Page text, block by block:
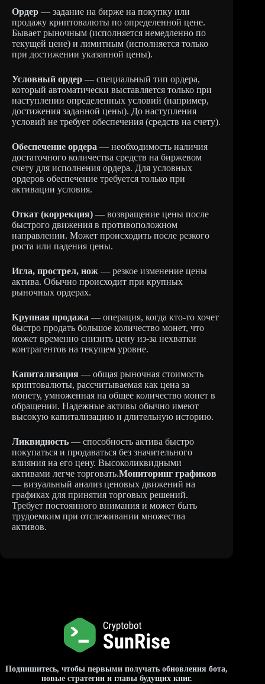
Ордер — задание на бирже на покупку или
продажу криптовалюты по определенной цене.
Бывает рыночным (исполняется немедленно по
текущей цене) и лимитным (исполняется только
при достижении указанной цены).
Условный ордер — специальный тип ордера,
который автоматически выставляется только при
наступлении определенных условий (например,
достижения заданной цены). До наступления
условий не требует обеспечения (средств на счету).
Обеспечение ордера — необходимость наличия
достаточного количества средств на биржевом
счету для исполнения ордера. Для условных
ордеров обеспечение требуется только при
активации условия.
Откат (коррекция) — возвращение цены после
быстрого движения в противоположном
направлении. Может происходить после резкого
роста или падения цены.
Игла, прострел, нож — резкое изменение цены
актива. Обычно происходит при крупных
рыночных ордерах.
Крупная продажа — операция, когда кто-то хочет
быстро продать большое количество монет, что
может временно снизить цену из-за нехватки
контрагентов на текущем уровне.
Капитализация — общая рыночная стоимость
криптовалюты, рассчитываемая как цена за
монету, умноженная на общее количество монет в
обращении. Надежные активы обычно имеют
высокую капитализацию и длительную историю.
Ликвидность — способность актива быстро
покупаться и продаваться без значительного
влияния на его цену. Высоколиквидными
активами легче торговать.Мониторинг графиков
— визуальный анализ ценовых движений на
графиках для принятия торговых решений.
Требует постоянного внимания и может быть
трудоемким при отслеживании множества
активов.
Подпишитесь, чтобы первыми получать обновления бота,
новые стратегии и главы будущих книг.